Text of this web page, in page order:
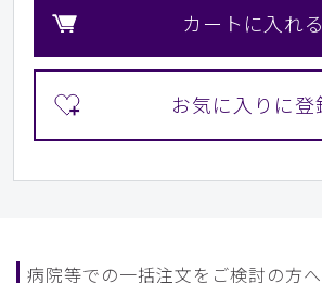
カートに入れる
病院等での一括注文をご検討の方へ